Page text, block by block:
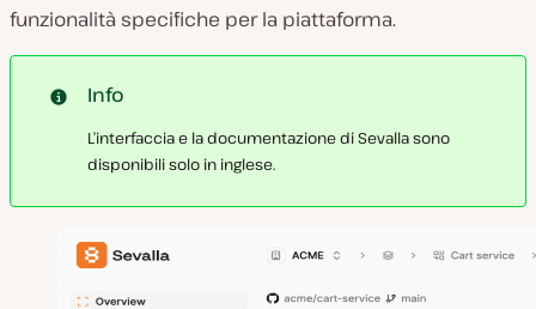
funzionalità specifiche per la piattaforma.
Info
L’interfaccia e la documentazione di Sevalla sono
disponibili solo in inglese.